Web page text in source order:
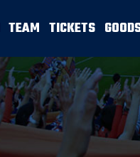
TEAM TICKETS